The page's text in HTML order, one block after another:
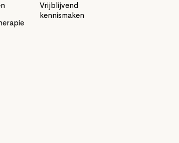
Vrijblijvend
kennismaken